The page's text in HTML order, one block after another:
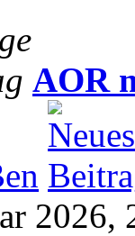
AOR
2026,